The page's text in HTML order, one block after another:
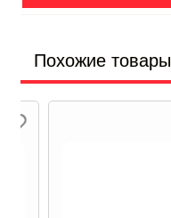
Похожие товары